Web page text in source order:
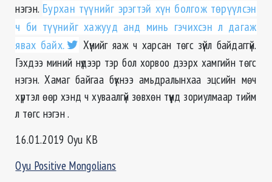
нэгэн. Бурхан түүнийг эрэгтэй хүн болгож төрүүлсэн
ч би түүнийг хажууд анд минь гэчихсэн л дагаж
явах байх.
Хүнийг яаж ч харсан төгс зүйл байдаггүй.
Гэхдээ миний нүдээр тэр бол хорвоо дээрх хамгийн төгс
нэгэн. Хамаг байгаа бүхнээ амьдралынхаа эцсийн мөч
хүртэл өөр хэнд ч хуваалгүй зөвхөн түүнд зориулмаар тийм
л төгс нэгэн .
16.01.2019 Oyu KB
Oyu Positive Mongolians